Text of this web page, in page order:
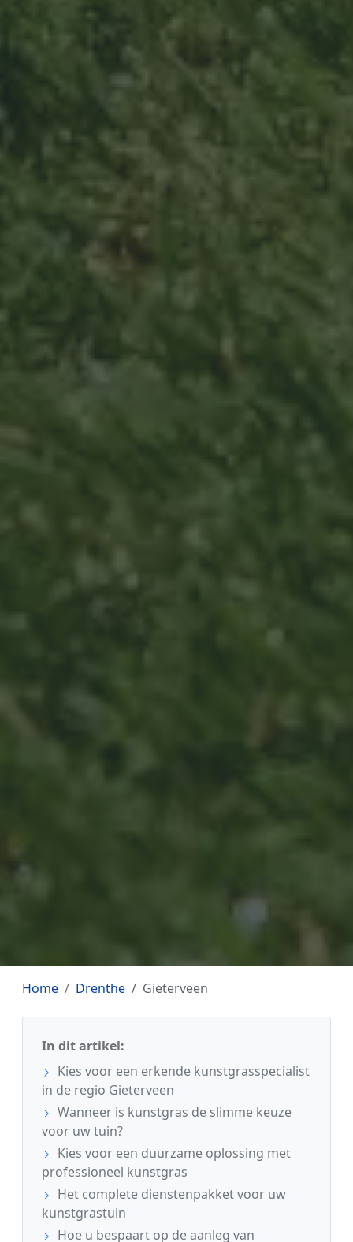
Home Drenthe Gieterveen
In dit artikel:
Kies voor een erkende kunstgrasspecialist
in de regio Gieterveen
Wanneer is kunstgras de slimme keuze
voor uw tuin?
Kies voor een duurzame oplossing met
professioneel kunstgras
Het complete dienstenpakket voor uw
kunstgrastuin
Hoe u bespaart op de aanleg van